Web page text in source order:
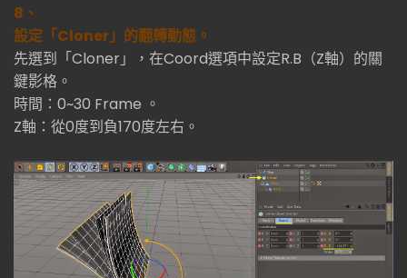
8、
設定「Cloner」的翻轉動態。
先選到「Cloner」，在Coord選項中設定R.B（Z軸）的關
鍵影格。
時間：0~30 Frame 。
Z軸：從0度到負170度左右。